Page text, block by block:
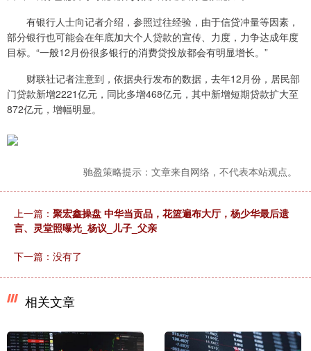
有银行人士向记者介绍，参照过往经验，由于信贷冲量等因素，
部分银行也可能会在年底加大个人贷款的宣传、力度，力争达成年度
目标。“一般12月份很多银行的消费贷投放都会有明显增长。”
财联社记者注意到，依据央行发布的数据，去年12月份，居民部
门贷款新增2221亿元，同比多增468亿元，其中新增短期贷款扩大至
872亿元，增幅明显。
驰盈策略提示：文章来自网络，不代表本站观点。
上一篇： 聚宏鑫操盘 中华当贡品，花篮遍布大厅，杨少华最后遗
言、灵堂照曝光_杨议_儿子_父亲
下一篇：没有了
相关文章